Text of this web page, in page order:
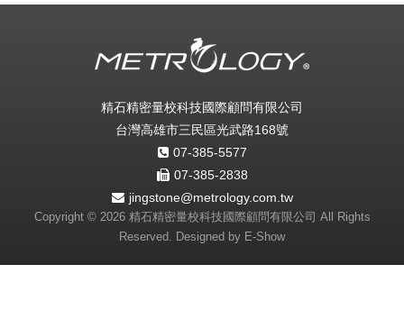
精石精密量校科技國際顧問有限公司
台灣高雄市三民區光武路168號
07-385-5577
07-385-2838
jingstone@metrology.com.tw
Copyright © 2026 精石精密量校科技國際顧問有限公司 All Rights
Reserved. Designed by E-Show